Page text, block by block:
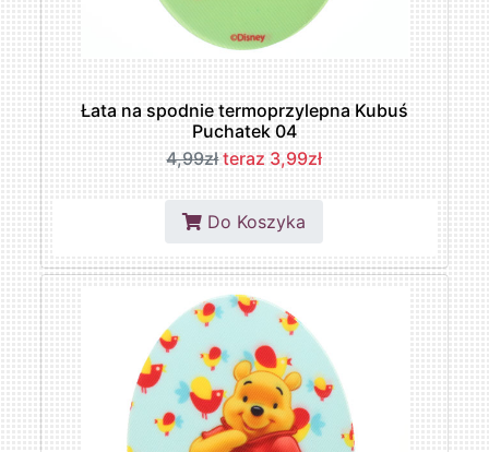
Łata na spodnie termoprzylepna Kubuś
Puchatek 04
4,99zł teraz 3,99zł
Do Koszyka